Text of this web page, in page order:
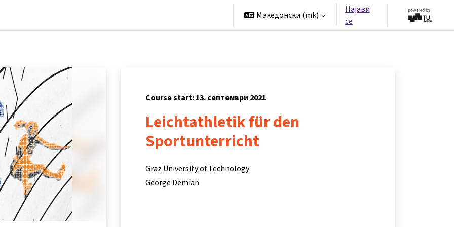
Македонски ‎(mk)‎
Најави
се
Course start: 13. септември 2021
Leichtathletik für den
Sportunterricht
Graz University of Technology
George Demian